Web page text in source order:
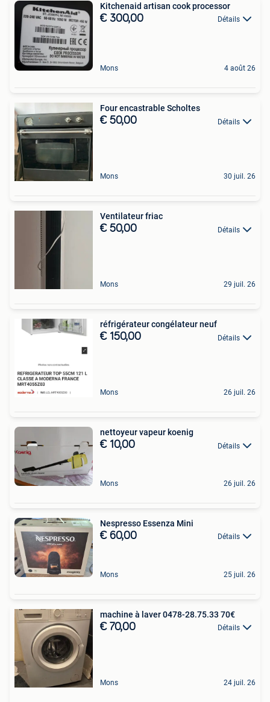
Kitchenaid artisan cook processor
€ 300,00 Détails
Mons 4 août 26
Four encastrable Scholtes
€ 50,00 Détails
Mons 30 juil. 26
Ventilateur friac
€ 50,00 Détails
Mons 29 juil. 26
réfrigérateur congélateur neuf
€ 150,00 Détails
Mons 26 juil. 26
nettoyeur vapeur koenig
€ 10,00 Détails
Mons 26 juil. 26
Nespresso Essenza Mini
€ 60,00 Détails
Mons 25 juil. 26
machine à laver 0478-28.75.33 70€
€ 70,00 Détails
Mons 24 juil. 26